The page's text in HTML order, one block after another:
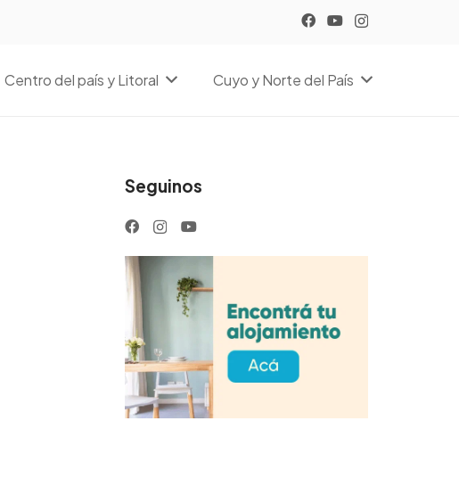
Centro del país y Litoral Cuyo y Norte del País
Seguinos